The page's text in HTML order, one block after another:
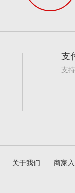
支
支
关于我们 商家